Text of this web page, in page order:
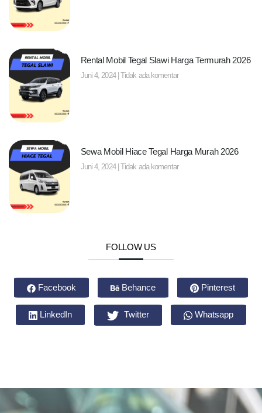
Rental Mobil Tegal Slawi Harga Termurah 2026
Juni 4, 2024 Tidak ada komentar
Sewa Mobil Hiace Tegal Harga Murah 2026
Juni 4, 2024 Tidak ada komentar
FOLLOW US
Facebook Behance Pinterest
LinkedIn Twitter Whatsapp